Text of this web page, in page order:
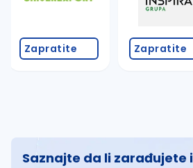
Zapratite Zapratite
Saznajte da li zarađujete